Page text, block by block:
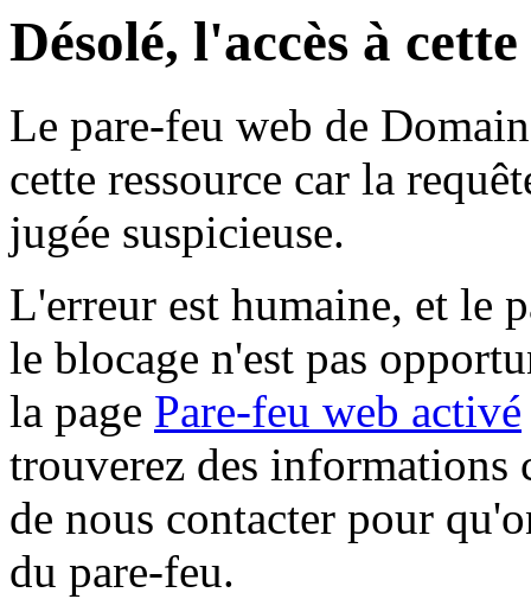
Désolé, l'accès à
Le pare-feu web de
cette ressource car la
jugée suspicieuse.
L'erreur est humaine, et le
le blocage n'est pas
la page Pare-feu web activé
trouverez des informations
de nous contacter pour
du pare-feu.